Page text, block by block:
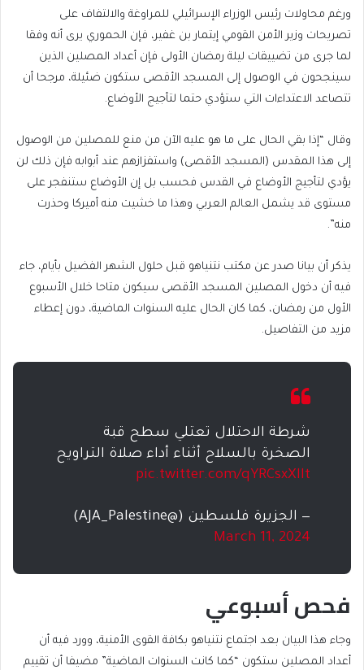
ورغم محاولات رئيس الوزراء الإسرائيلي للمراوغة والالتفاف على
تصريحات وزير الأمن القومي إيتمار بن غفير، فإن الحموري يرى أنه وفقا
لما جرى من تضييقات ليلة رمضان الأولى فإن أعداد المصلين الذين
سينجحون في الوصول إلى المسجد الأقصى ستكون ضئيلة، مرجحا أن
تتصاعد الاعتداءات التي ستؤدي حتما لتأجيج الأوضاع.
وقال “إذا بقي الحال على ما هو عليه الآن من منع للمصلين من الوصول
إلى هذا المقدس (المسجد الأقصى) واستفزازهم عند أبوابه فإن ذلك لن
يؤدي لتأجيج الأوضاع في القدس فحسب بل إن الأوضاع ستنفجر على
مستوى قد يشمل العالم العربي وهذا ما خشيت منه أميركا وحذرت
منه”.
يذكر أن بيانا صدر عن مكتب نتنياهو قبل حلول الشهر الفضيل بأيام، جاء
فيه أن دخول المصلين المسجد الأقصى سيكون متاحا خلال الأسبوع
الأول من رمضان، كما كان الحال عليه السنوات الماضية، دون إعطاء
مزيد من التفاصيل.
شرطة الاحتلال تعتلي سطح قبة
الصخرة بالسلاح أثناء أداء صلاة التراويح
pic.twitter.com/qYRCsxXllt
— الجزيرة فلسطين (@AJA_Palestine)
March 11, 2024
فحص أسبوعي
وجاء هذا البيان بعد اجتماع نتنياهو بكافة القوى الأمنية، وورد فيه أن
أعداد المصلين ستكون “كما كانت السنوات الماضية” مضيفا أن تقييم